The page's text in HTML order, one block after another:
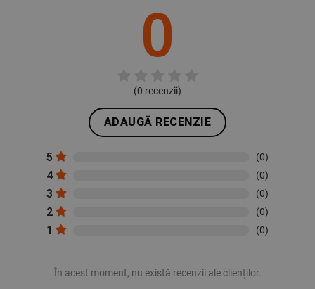
0
(0 recenzii)
ADAUGĂ RECENZIE
5 (0)
4 (0)
3 (0)
2 (0)
1 (0)
În acest moment, nu există recenzii ale clienților.